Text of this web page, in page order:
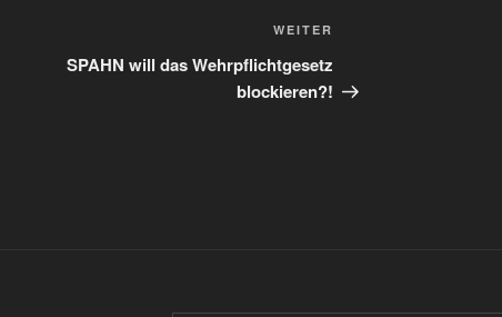
WEITER
SPAHN will das Wehrpflichtgesetz
blockieren?!